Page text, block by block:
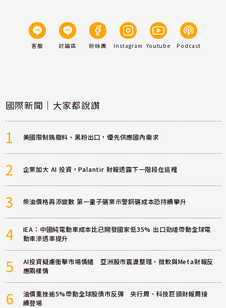
客服 討論區 粉絲團 Instagram Youtube Podcast
國際新聞｜大家都說讚
1 美國限制鎢廢料、黑粉出口，優先供應國內需求
2 企業加大 AI 投資，Palantir 財報透露下一階段在這裡
3 柴油價格再添變數 第一量子礦業示警銅礦成本恐持續攀升
4
IEA：中國純電動車成本比已開發國家低35% 出口勁增帶動全球電
動車滲透率提升
5
AI投資疑慮衝擊市場情緒 亞洲股市震盪整理、微軟與Meta財報反
應兩樣情
6
油價重挫逾5%帶動全球股債市反彈 央行周、科技巨頭財報周接
續登場